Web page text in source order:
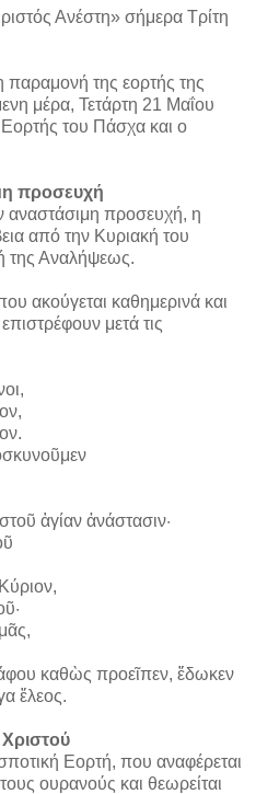
Ανέστη» σήμερα Τρίτη
παραμονή της εορτής της
μέρα, Τετάρτη 21 Μαΐου
του Πάσχα και ο
προσευχή
αναστάσιμη προσευχή, η
από την Κυριακή του
της Αναλήψεως.
ακούγεται καθημερινά και
μετά τις
ἁγίαν ἀνάστασιν·
καθὼς προεῖπεν, ἔδωκεν
ἔλεος.
Εορτή, που αναφέρεται
ουρανούς και θεωρείται